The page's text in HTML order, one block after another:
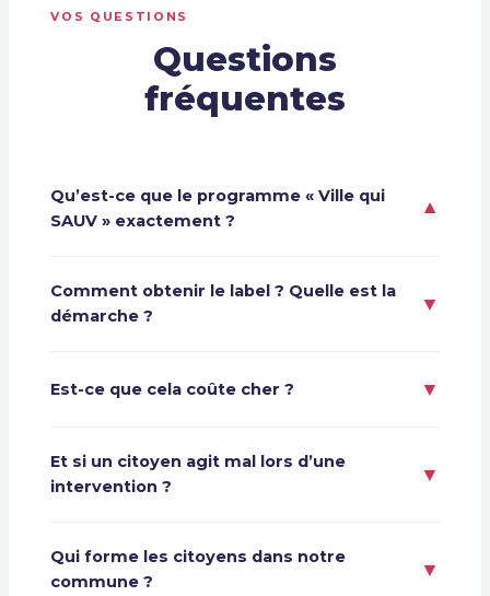
VOS QUESTIONS
Questions
fréquentes
Qu’est-ce que le programme « Ville qui
SAUV » exactement ?
▼
Comment obtenir le label ? Quelle est la
démarche ?
▼
Est-ce que cela coûte cher ? ▼
Et si un citoyen agit mal lors d’une
intervention ?
▼
Qui forme les citoyens dans notre
commune ?
▼